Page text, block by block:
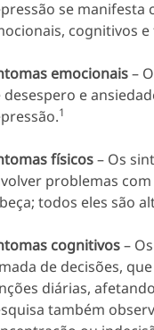
se manifesta
cognitivos e
emocionais–
desespero e
1
físicos– Os
problemas
todos eles são
cognitivos–
de decisões,
diárias,
também